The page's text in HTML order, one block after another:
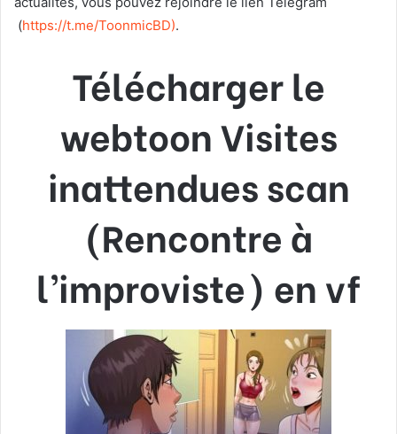
(https://t.me/ToonmicBD).
Télécharger le
webtoon Visites
inattendues scan
(Rencontre à
l’improviste) en vf